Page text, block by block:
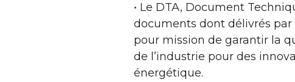
• Le DTA, Document
documents dont délivrés par
pour mission de garantir la
de l’industrie pour des
énergétique.